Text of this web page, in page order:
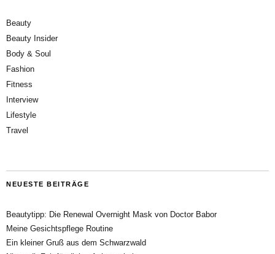
Beauty
Beauty Insider
Body & Soul
Fashion
Fitness
Interview
Lifestyle
Travel
NEUESTE BEITRÄGE
Beautytipp: Die Renewal Overnight Mask von Doctor Babor
Meine Gesichtspflege Routine
Ein kleiner Gruß aus dem Schwarzwald